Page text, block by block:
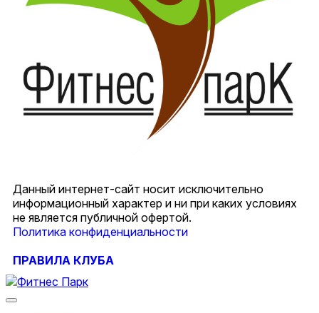
Данный интернет-сайт носит исключительно
информационный характер и ни при каких условиях
не является публичной офертой.
Политика конфиденциальности
ПРАВИЛА КЛУБА